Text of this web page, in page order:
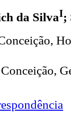
da SilvaI;